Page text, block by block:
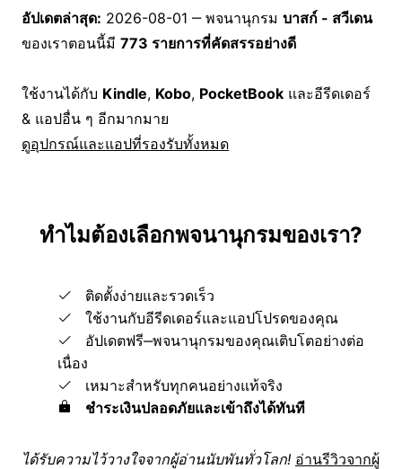
อัปเดตล่าสุด: 2026-08-01 ‒ พจนานุกรม บาสก์ - สวีเดน
ของเราตอนนี้มี 773 รายการที่คัดสรรอย่างดี
ใช้งานได้กับ Kindle, Kobo, PocketBook และอีรีดเดอร์
& แอปอื่น ๆ อีกมากมาย
ดูอุปกรณ์และแอปที่รองรับทั้งหมด
ทำไมต้องเลือกพจนานุกรมของเรา?
ติดตั้งง่ายและรวดเร็ว
ใช้งานกับอีรีดเดอร์และแอปโปรดของคุณ
อัปเดตฟรี‒พจนานุกรมของคุณเติบโตอย่างต่อ
เนื่อง
เหมาะสำหรับทุกคนอย่างแท้จริง
ชำระเงินปลอดภัยและเข้าถึงได้ทันที
ได้รับความไว้วางใจจากผู้อ่านนับพันทั่วโลก! อ่านรีวิวจากผู้